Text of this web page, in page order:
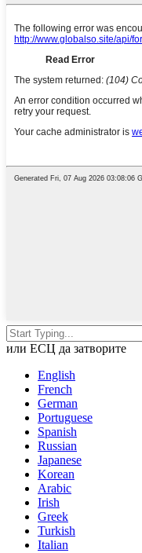
или ЕСЦ да затворите
English
French
German
Portuguese
Spanish
Russian
Japanese
Korean
Arabic
Irish
Greek
Turkish
Italian